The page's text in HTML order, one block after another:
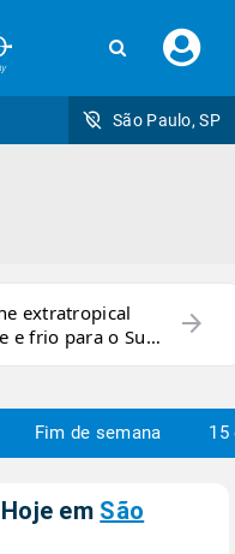
seu
São Paulo, SP
extratropical
e frio para o Sul
arrow_forward
Fim de semana 15
em São